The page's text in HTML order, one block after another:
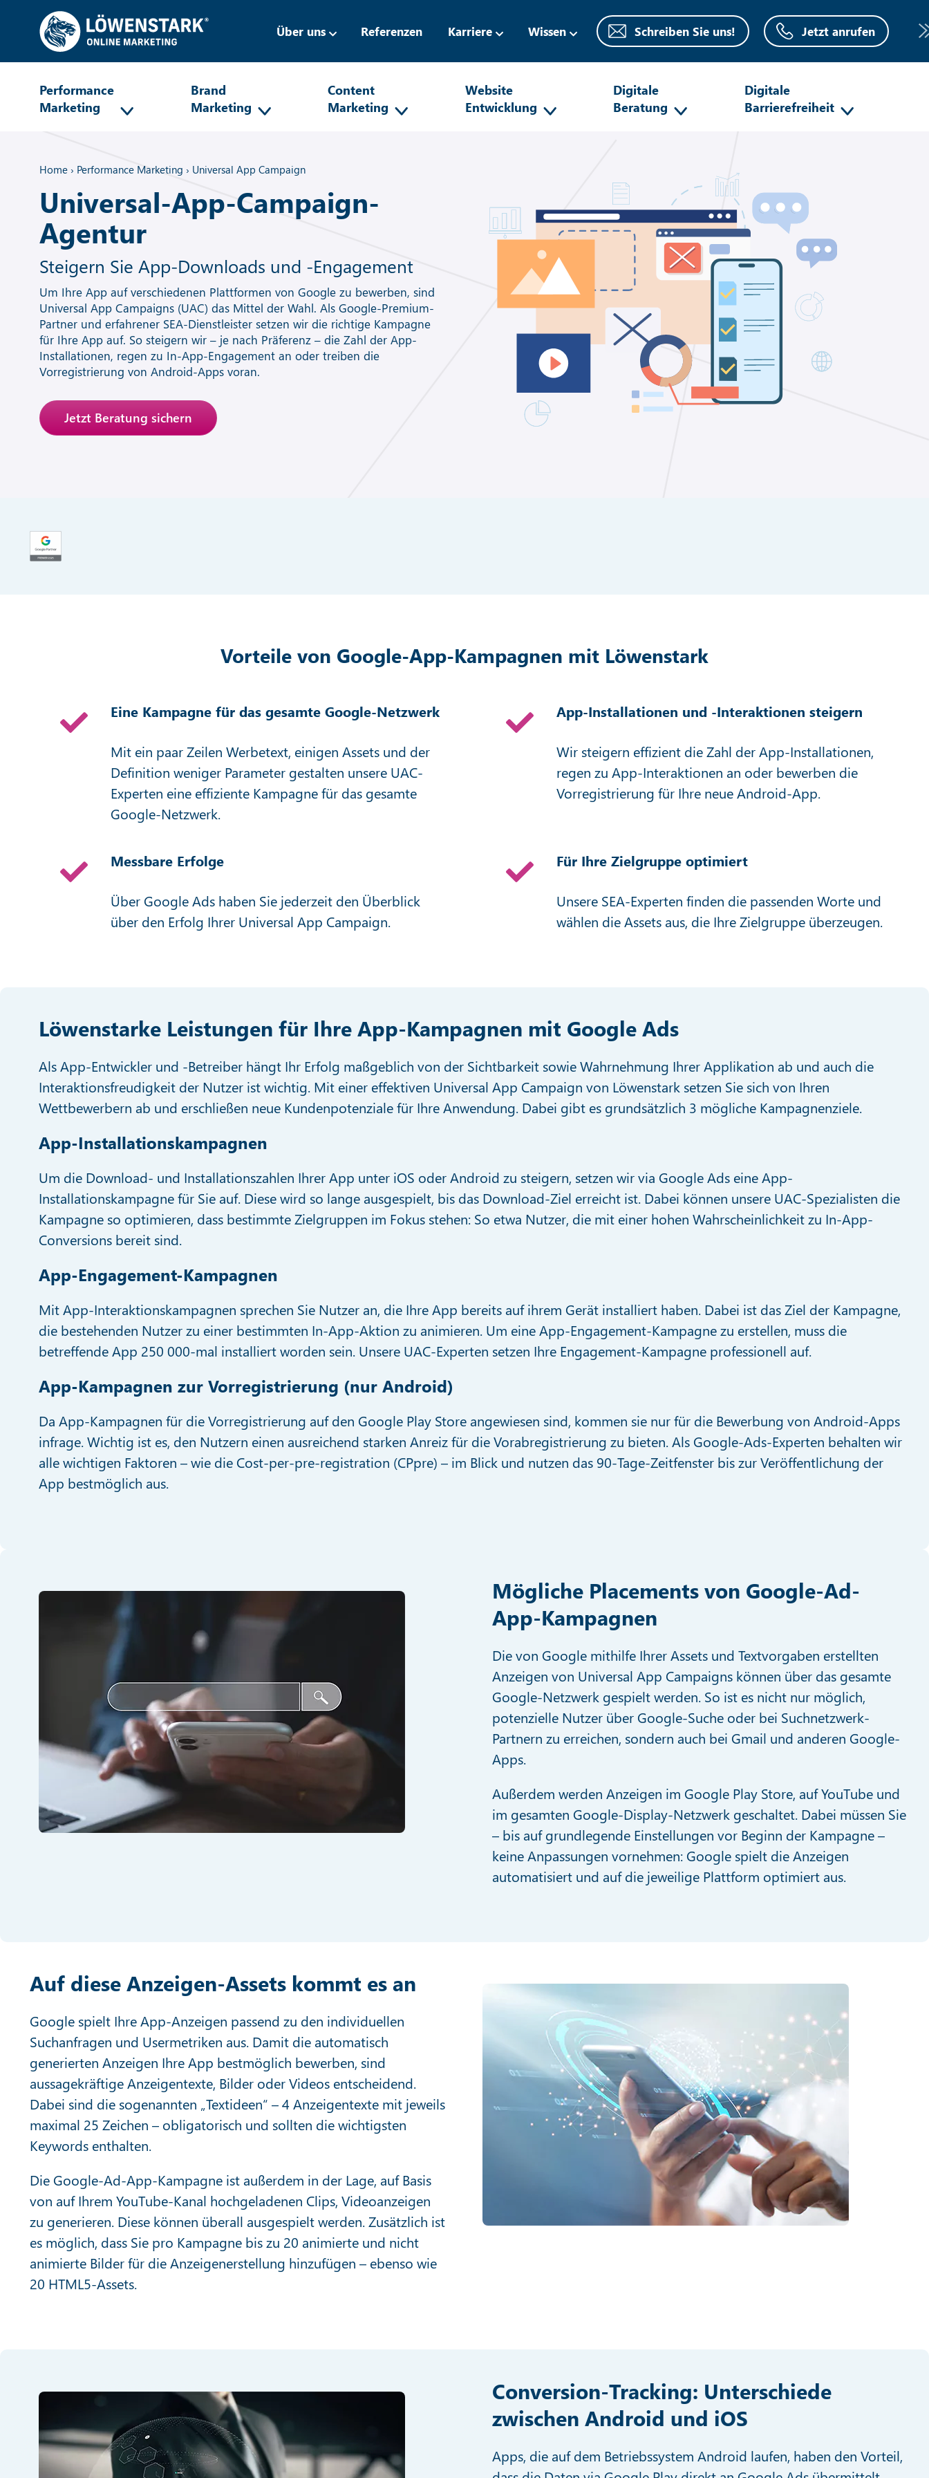
Über uns Referenzen Karriere Wissen Schreiben Sie uns! Jetzt anrufen
Performance
Marketing
Brand
Marketing
Content
Marketing
Website
Entwicklung
Digitale
Beratung
Digitale
Barrierefreiheit
Home › Performance Marketing › Universal App Campaign
Universal-App-Campaign-
Agentur
Steigern Sie App-Downloads und -Engagement
Um Ihre App auf verschiedenen Plattformen von Google zu bewerben, sind
Universal App Campaigns (UAC) das Mittel der Wahl. Als Google-Premium-
Partner und erfahrener SEA-Dienstleister setzen wir die richtige Kampagne
für Ihre App auf. So steigern wir – je nach Präferenz – die Zahl der App-
Installationen, regen zu In-App-Engagement an oder treiben die
Vorregistrierung von Android-Apps voran.
Jetzt Beratung sichern
Vorteile von Google-App-Kampagnen mit Löwenstark
Eine Kampagne für das gesamte Google-Netzwerk
Mit ein paar Zeilen Werbetext, einigen Assets und der
Definition weniger Parameter gestalten unsere UAC-
Experten eine effiziente Kampagne für das gesamte
Google-Netzwerk.
App-Installationen und -Interaktionen steigern
Wir steigern effizient die Zahl der App-Installationen,
regen zu App-Interaktionen an oder bewerben die
Vorregistrierung für Ihre neue Android-App.
Messbare Erfolge
Über Google Ads haben Sie jederzeit den Überblick
über den Erfolg Ihrer Universal App Campaign.
Für Ihre Zielgruppe optimiert
Unsere SEA-Experten finden die passenden Worte und
wählen die Assets aus, die Ihre Zielgruppe überzeugen.
Löwenstarke Leistungen für Ihre App-Kampagnen mit Google Ads
Als App-Entwickler und -Betreiber hängt Ihr Erfolg maßgeblich von der Sichtbarkeit sowie Wahrnehmung Ihrer Applikation ab und auch die
Interaktionsfreudigkeit der Nutzer ist wichtig. Mit einer effektiven Universal App Campaign von Löwenstark setzen Sie sich von Ihren
Wettbewerbern ab und erschließen neue Kundenpotenziale für Ihre Anwendung. Dabei gibt es grundsätzlich 3 mögliche Kampagnenziele.
App-Installationskampagnen
Um die Download- und Installationszahlen Ihrer App unter iOS oder Android zu steigern, setzen wir via Google Ads eine App-
Installationskampagne für Sie auf. Diese wird so lange ausgespielt, bis das Download-Ziel erreicht ist. Dabei können unsere UAC-Spezialisten die
Kampagne so optimieren, dass bestimmte Zielgruppen im Fokus stehen: So etwa Nutzer, die mit einer hohen Wahrscheinlichkeit zu In-App-
Conversions bereit sind.
App-Engagement-Kampagnen
Mit App-Interaktionskampagnen sprechen Sie Nutzer an, die Ihre App bereits auf ihrem Gerät installiert haben. Dabei ist das Ziel der Kampagne,
die bestehenden Nutzer zu einer bestimmten In-App-Aktion zu animieren. Um eine App-Engagement-Kampagne zu erstellen, muss die
betreffende App 250 000-mal installiert worden sein. Unsere UAC-Experten setzen Ihre Engagement-Kampagne professionell auf.
App-Kampagnen zur Vorregistrierung (nur Android)
Da App-Kampagnen für die Vorregistrierung auf den Google Play Store angewiesen sind, kommen sie nur für die Bewerbung von Android-Apps
infrage. Wichtig ist es, den Nutzern einen ausreichend starken Anreiz für die Vorabregistrierung zu bieten. Als Google-Ads-Experten behalten wir
alle wichtigen Faktoren – wie die Cost-per-pre-registration (CPpre) – im Blick und nutzen das 90-Tage-Zeitfenster bis zur Veröffentlichung der
App bestmöglich aus.
Mögliche Placements von Google-Ad-
App-Kampagnen
Die von Google mithilfe Ihrer Assets und Textvorgaben erstellten
Anzeigen von Universal App Campaigns können über das gesamte
Google-Netzwerk gespielt werden. So ist es nicht nur möglich,
potenzielle Nutzer über Google-Suche oder bei Suchnetzwerk-
Partnern zu erreichen, sondern auch bei Gmail und anderen Google-
Apps.
Außerdem werden Anzeigen im Google Play Store, auf YouTube und
im gesamten Google-Display-Netzwerk geschaltet. Dabei müssen Sie
– bis auf grundlegende Einstellungen vor Beginn der Kampagne –
keine Anpassungen vornehmen: Google spielt die Anzeigen
automatisiert und auf die jeweilige Plattform optimiert aus.
Auf diese Anzeigen-Assets kommt es an
Google spielt Ihre App-Anzeigen passend zu den individuellen
Suchanfragen und Usermetriken aus. Damit die automatisch
generierten Anzeigen Ihre App bestmöglich bewerben, sind
aussagekräftige Anzeigentexte, Bilder oder Videos entscheidend.
Dabei sind die sogenannten „Textideen“ – 4 Anzeigentexte mit jeweils
maximal 25 Zeichen – obligatorisch und sollten die wichtigsten
Keywords enthalten.
Die Google-Ad-App-Kampagne ist außerdem in der Lage, auf Basis
von auf Ihrem YouTube-Kanal hochgeladenen Clips, Videoanzeigen
zu generieren. Diese können überall ausgespielt werden. Zusätzlich ist
es möglich, dass Sie pro Kampagne bis zu 20 animierte und nicht
animierte Bilder für die Anzeigenerstellung hinzufügen – ebenso wie
20 HTML5-Assets.
Conversion-Tracking: Unterschiede
zwischen Android und iOS
Apps, die auf dem Betriebssystem Android laufen, haben den Vorteil,